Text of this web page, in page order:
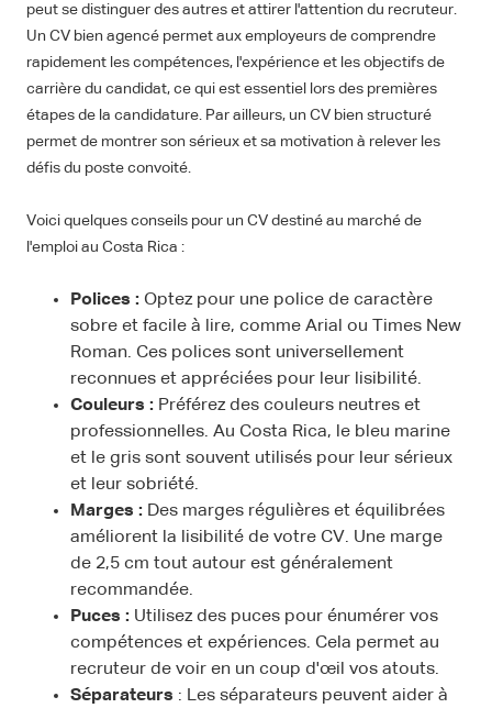
peut se distinguer des autres et attirer l'attention du recruteur.
Un CV bien agencé permet aux employeurs de comprendre
rapidement les compétences, l'expérience et les objectifs de
carrière du candidat, ce qui est essentiel lors des premières
étapes de la candidature. Par ailleurs, un CV bien structuré
permet de montrer son sérieux et sa motivation à relever les
défis du poste convoité.
Voici quelques conseils pour un CV destiné au marché de
l'emploi au Costa Rica :
Polices : Optez pour une police de caractère
sobre et facile à lire, comme Arial ou Times New
Roman. Ces polices sont universellement
reconnues et appréciées pour leur lisibilité.
Couleurs : Préférez des couleurs neutres et
professionnelles. Au Costa Rica, le bleu marine
et le gris sont souvent utilisés pour leur sérieux
et leur sobriété.
Marges : Des marges régulières et équilibrées
améliorent la lisibilité de votre CV. Une marge
de 2,5 cm tout autour est généralement
recommandée.
Puces : Utilisez des puces pour énumérer vos
compétences et expériences. Cela permet au
recruteur de voir en un coup d'œil vos atouts.
Séparateurs : Les séparateurs peuvent aider à